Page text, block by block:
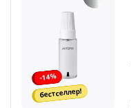
-14%
бестселлер!